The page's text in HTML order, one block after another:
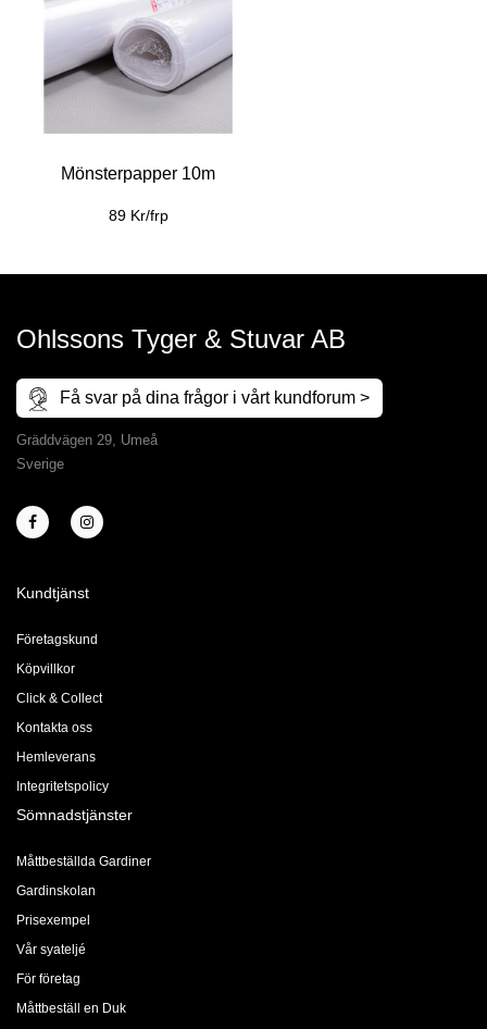
Mönsterpapper 10m
89 Kr/frp
Ohlssons Tyger & Stuvar AB
Få svar på dina frågor i vårt kundforum >
Gräddvägen 29, Umeå
Sverige
Kundtjänst
Företagskund
Köpvillkor
Click & Collect
Kontakta oss
Hemleverans
Integritetspolicy
Sömnadstjänster
Måttbeställda Gardiner
Gardinskolan
Prisexempel
Vår syateljé
För företag
Måttbeställ en Duk